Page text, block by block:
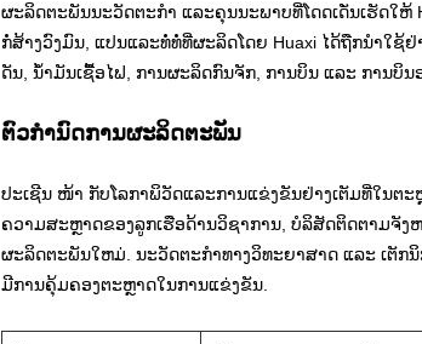
ຜະລິດຕະພັນນະວັດຕະກໍາ ແລະຄຸນນະພາບທີ່ໂດດເດັ່ນເຮັດໃຫ້
ກໍ່ສ້າງ​ວົງ​ມົນ, ​ແປນ​ແລະ​ທໍ່​ທໍ່​ທີ່​ຜະລິດ​ໂດຍ Huaxi ໄດ້​ຖືກ​ນຳ​ໃຊ້​
ດັນ, ນ້ຳມັນ​ເຊື້ອ​ໄຟ, ການ​ຜະລິດ​ກົນ​ຈັກ, ການບິນ ​ແລະ ການບິນ​
ຕົວກໍານົດການຜະລິດຕະພັນ
ປະເຊີນ ​​​​ໜ້າ ກັບໂລກາພິວັດແລະການແຂ່ງຂັນຢ່າງເຕັມທີ່ໃນ
ຄວາມສະຫຼາດຂອງລູກເຮືອດ້ານວິຊາການ, ບໍລິສັດຕິດຕາມຈັ
ຜະລິດຕະພັນໃຫມ່. ນະວັດຕະກໍາທາງວິທະຍາສາດ ແລະ ເຕັ
ມີການຄຸ້ມຄອງຕະຫຼາດໃນການແຂ່ງຂັນ.